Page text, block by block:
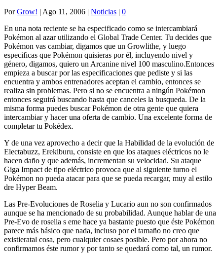
PorGrow! | Ago 11, 2006 | Noticias | 0
En una nota reciente se ha especificado como se intercambiará
Pokémon al azar utilizando el Global Trade Center. Tu decides que
Pokémon vas cambiar, digamos que un Growlithe, y luego
especificas que Pokémon quisieras por él, incluyendo nivel y
género, digamos, quiero un Arcanine nivel 100 masculino.Entonces
empieza a buscar por las especificaciones que pediste y si las
encuentra y ambos entrenadores aceptan el cambio, entonces se
realiza sin problemas. Pero si no se encuentra a ningún Pokémon
entonces seguirá buscando hasta que canceles la busqueda. De la
misma forma puedes buscar Pokémon de otra gente que quiera
intercambiar y hacer una oferta de cambio. Una excelente forma de
completar tu Pokédex.
Y de una vez aprovecho a decir que la Habilidad de la evolución de
Electabuzz, Erekiburu, consiste en que los ataques eléctricos no le
hacen daño y que además, incrementan su velocidad. Su ataque
Giga Impact de tipo eléctrico provoca que al siguiente turno el
Pokémon no pueda atacar para que se pueda recargar, muy al estilo
dre Hyper Beam.
Las Pre-Evoluciones de Roselia y Lucario aun no son confirmados
aunque se ha mencionado de su probabilidad. Aunque hablar de una
Pre-Evo de roselia s eme hace ya bastante puesto que éste Pokémon
parece más básico que nada, incluso por el tamaño no creo que
existieratal cosa, pero cualquier cosaes posible. Pero por ahora no
confirmamos éste rumor y por tanto se quedará como tal, un rumor.